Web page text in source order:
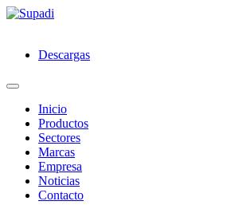
Descargas
Inicio
Productos
Sectores
Marcas
Empresa
Noticias
Contacto